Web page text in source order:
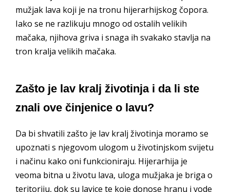
mužjak lava koji je na tronu hijerarhijskog čopora.
Iako se ne razlikuju mnogo od ostalih velikih
mačaka, njihova griva i snaga ih svakako stavlja na
tron kralja velikih mačaka.
Zašto je lav kralj životinja i da li ste
znali ove činjenice o lavu?
Da bi shvatili zašto je lav kralj životinja moramo se
upoznati s njegovom ulogom u životinjskom svijetu
i načinu kako oni funkcioniraju. Hijerarhija je
veoma bitna u životu lava, uloga mužjaka je briga o
teritoriju, dok su lavice te koje donose hranu i vode